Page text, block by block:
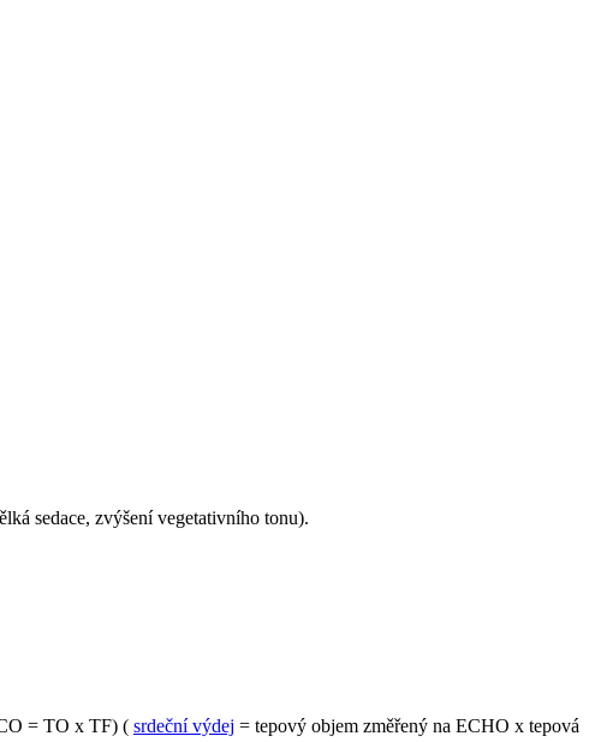
Dekompenzovaná hypertenze se může napojením na UPV zlepšit (snížení preloadu a zvýšením nitrohrudního tlaku) i zhoršit (mělká sedace, zvýšení vegetativního tonu)‏.
= TO x TF) ( srdeční výdej = tepový objem změřený na ECHO x tepová